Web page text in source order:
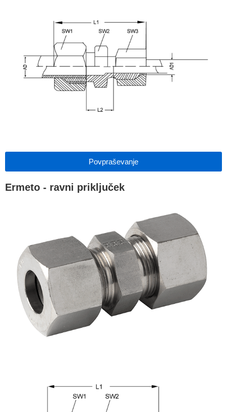
Povpraševanje
Ermeto - ravni priključek